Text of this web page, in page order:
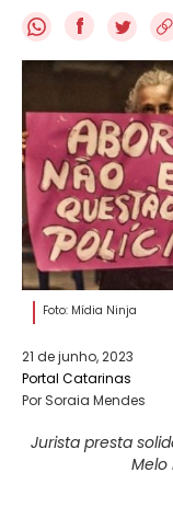
f
Foto: Mídia Ninja
21 de junho, 2023
Portal Catarinas
Por Soraia Mendes
Jurista presta
Melo